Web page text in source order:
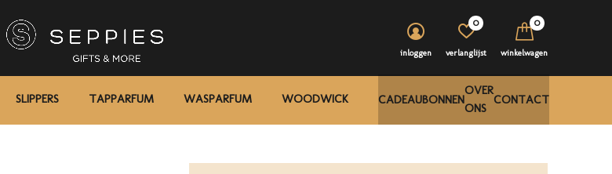
SLIPPERS TAPPARFUM WASPARFUM WOODWICK CADEAUBONNEN
OVER
ONS
CONTACT
inloggen verlanglijst
0
winkelwagen
0